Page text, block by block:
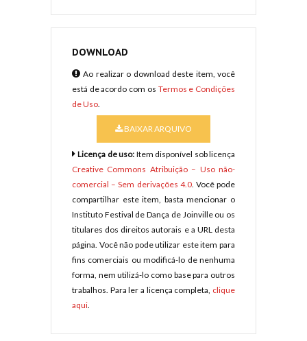
DOWNLOAD
Ao realizar o download deste item, você
está de acordo com os Termos e Condições
de Uso.
BAIXAR ARQUIVO
Licença de uso: Item disponível sob licença
Creative Commons Atribuição – Uso não-
comercial – Sem derivações 4.0. Você pode
compartilhar este item, basta mencionar o
Instituto Festival de Dança de Joinville ou os
titulares dos direitos autorais e a URL desta
página. Você não pode utilizar este item para
fins comerciais ou modificá-lo de nenhuma
forma, nem utilizá-lo como base para outros
trabalhos. Para ler a licença completa, clique
aqui.